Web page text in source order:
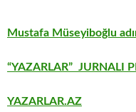
Mustafa Müseyiboğlu
“YAZARLAR” JURNALI
YAZARLAR.AZ